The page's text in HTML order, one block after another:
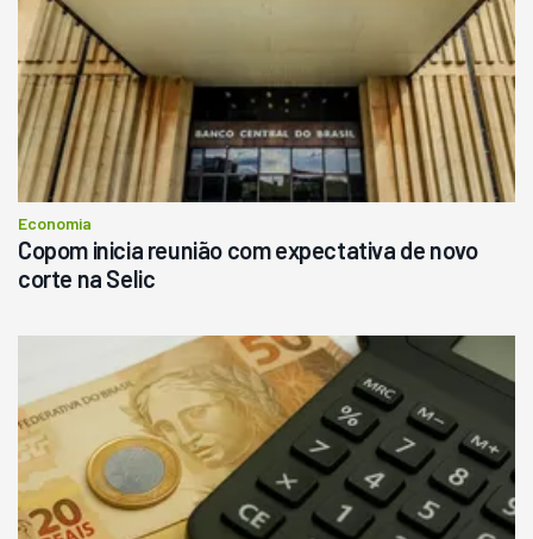
R$ 145.000
Consultar
Economia
Copom inicia reunião com expectativa de novo
corte na Selic